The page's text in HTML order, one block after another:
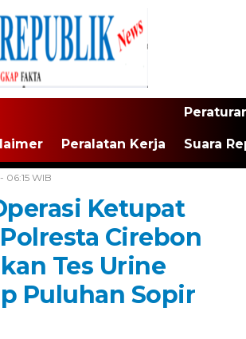
Peralatan Kerja Suara
06:15 WIB
Ketupat
Cirebon
Tes Urine
Puluhan Sopir